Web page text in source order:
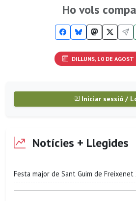
Ho vols
DILLUNS, 10 DE
Iniciar sessió /
Notícies + Llegides
Festa major de Sant Guim de Freixenet